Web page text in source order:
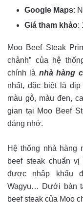
Google Maps:
Giá tham khảo:
Moo Beef Steak
chảnh” của hệ
chính là nhà hàng
nhất, đặc biệt là
màu gỗ, màu đen,
gian tại Moo Beef
đáng nhớ.
Hệ thống nhà hàng
beef steak chuẩn
được nhập khẩu
Wagyu… Dưới bàn
beef steak của Moo